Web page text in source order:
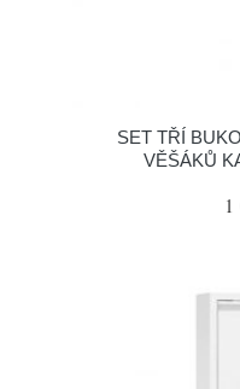
SET TŘÍ
VĚŠÁKŮ